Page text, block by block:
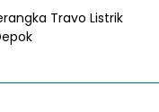
Travo Listrik